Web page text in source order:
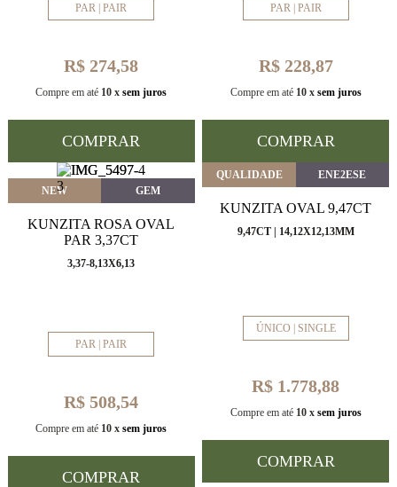
PAR | PAIR
R$ 274,58
Compre em até 10 x sem juros
COMPRAR
PAR | PAIR
R$ 228,87
Compre em até 10 x sem juros
COMPRAR
NEW GEM
KUNZITA ROSA OVAL
PAR 3,37CT
3,37-8,13X6,13
PAR | PAIR
R$ 508,54
Compre em até 10 x sem juros
COMPRAR
QUALIDADE ENE2ESE
KUNZITA OVAL 9,47CT
9,47CT | 14,12X12,13MM
ÚNICO | SINGLE
R$ 1.778,88
Compre em até 10 x sem juros
COMPRAR